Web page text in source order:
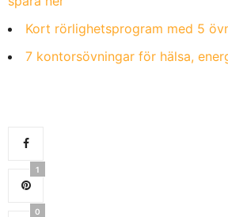
Kort rörlighetsprogram med 5
7 kontorsövningar för hälsa,
1
0